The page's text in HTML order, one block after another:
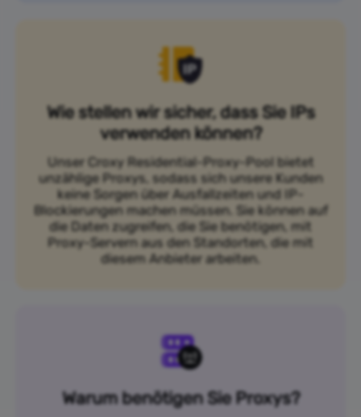
Wie stellen wir sicher, dass Sie IPs
verwenden können?
Unser Croxy Residential-Proxy-Pool bietet
unzählige Proxys, sodass sich unsere Kunden
keine Sorgen über Ausfallzeiten und IP-
Blockierungen machen müssen. Sie können auf
die Daten zugreifen, die Sie benötigen, mit
Proxy-Servern aus den Standorten, die mit
diesem Anbieter arbeiten.
Warum benötigen Sie Proxys?